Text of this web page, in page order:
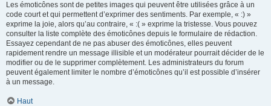
Les émoticônes sont de petites images qui peuvent être utilisées grâce à un
code court et qui permettent d’exprimer des sentiments. Par exemple, « :) »
exprime la joie, alors qu’au contraire, « :( » exprime la tristesse. Vous pouvez
consulter la liste complète des émoticônes depuis le formulaire de rédaction.
Essayez cependant de ne pas abuser des émoticônes, elles peuvent
rapidement rendre un message illisible et un modérateur pourrait décider de le
modifier ou de le supprimer complètement. Les administrateurs du forum
peuvent également limiter le nombre d’émoticônes qu’il est possible d’insérer
à un message.
Haut